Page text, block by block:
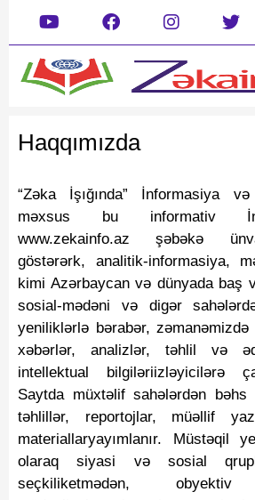
Gündəm
Mədəniyyət
Təhsil
Yazarlar
Dəyərlərimizin kreativ tanıtımı
Dünya
Müsahibə
İdman
Maraqlı
Fotoqaleriya
Reportaj
Qarabag Zəfəri
Haqqımızda
“Zəka İşığında” İnformasiya
məxsus bu informativ
www.zekainfo.az şəbəkə
göstərərk, analitik-informasiya,
kimi Azərbaycan və dünyada baş
sosial-mədəni və digər
yeniliklərlə bərabər, zəmanəmizdə
xəbərlər, analizlər, təhlil və
intellektual bilgiləriizləyicilərə
Saytda müxtəlif sahələrdən bəhs
təhlillər, reportojlar, müəllif
materiallaryayımlanır. Müstəqil
olaraq siyasi və sosial
seçkiliketmədən, obyektiv